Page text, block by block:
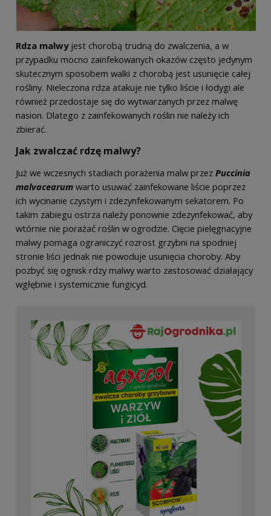
Rdza malwyjest chorobą trudną do zwalczenia, a w
przypadku mocno zainfekowanych okazów często jedynym
skutecznym sposobem walki z chorobą jest usunięcie całej
rośliny. Nieleczona rdza atakuje nie tylko liście i łodygi ale
również przedostaje się do wytwarzanych przez malwę
nasion. Dlatego z zainfekowanych roślin nie należy ich
zbierać.
Jak zwalczać rdzę malwy?
Już we wczesnych stadiach porażenia malw przez Puccinia
malvacearum warto usuwać zainfekowane liście poprzez
ich wycinanie czystym i zdezynfekowanym sekatorem. Po
takim zabiegu ostrza należy ponownie zdezynfekować, aby
wtórnie nie porażać roślin w ogrodzie. Cięcie pielęgnacyjne
malwy pomaga ograniczyć rozrost grzybni na spodniej
stronie liści jednak nie powoduje usunięcia choroby. Aby
pozbyć się ognisk rdzy malwy warto zastosować działający
wgłębnie i systemicznie fungicyd.